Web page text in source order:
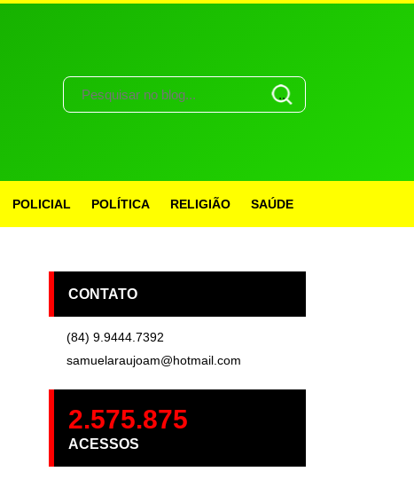
POLICIAL POLÍTICA RELIGIÃO SAÚDE
CONTATO
(84) 9.9444.7392
samuelaraujoam@hotmail.com
2.575.875
ACESSOS